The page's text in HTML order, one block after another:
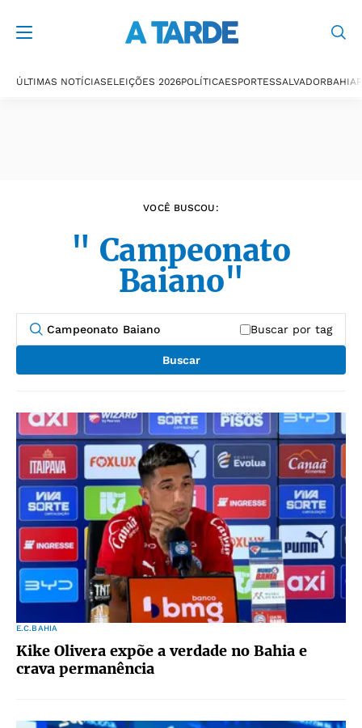
ÚLTIMAS NOTÍCIASELEIÇÕES 2026POLÍTICAESPORTESSALVADORBAHIA
VOCÊ BUSCOU:
" Campeonato
Baiano"
Buscar por tag
Buscar
E.C.BAHIA
Kike Olivera expõe a verdade no Bahia e
crava permanência